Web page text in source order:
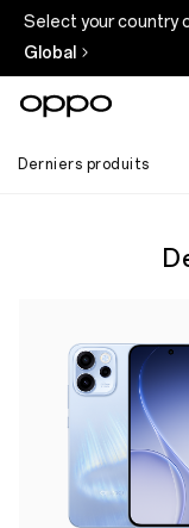
Select your country
Global
Derniers produits